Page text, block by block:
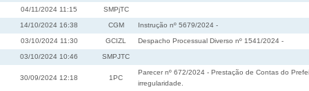
04/11/2024 11:15 SMPjTC
14/10/2024 16:38 CGM Instrução nº 5679/2024 -
03/10/2024 11:30 GCIZL Despacho Processual Diverso nº 1541/2024 -
03/10/2024 10:46 SMPJTC
30/09/2024 12:18 1PC
Parecer nº 672/2024 - Prestação de Contas do
irregularidade.